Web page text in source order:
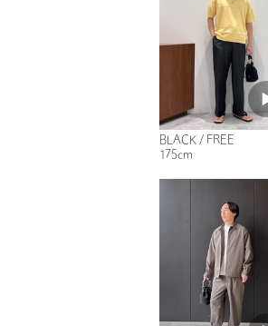
BLACK / FREE
175cm